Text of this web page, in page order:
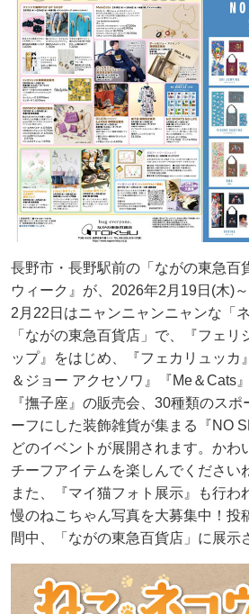
長野市・長野駅前の「ながの東急百
ウィーク』が、2026年2月19日(木)
2月22日はニャンニャンニャンな「ネ
「ながの東急百貨店」で、『フェリ
ップ』をはじめ、『フェカリュッカ
＆ジョー アクセソワ』『Me＆Cats
『撫子座』の販売会、30種類のス
ーフにした装飾雑貨が集まる『NO
どのイベントが展開されます。かわ
チーフアイテムを楽しんでください
また、『マイ猫フォト展示』も行わ
慢のねこちゃん写真を大募集中！投
間中、「ながの東急百貨店」に展示